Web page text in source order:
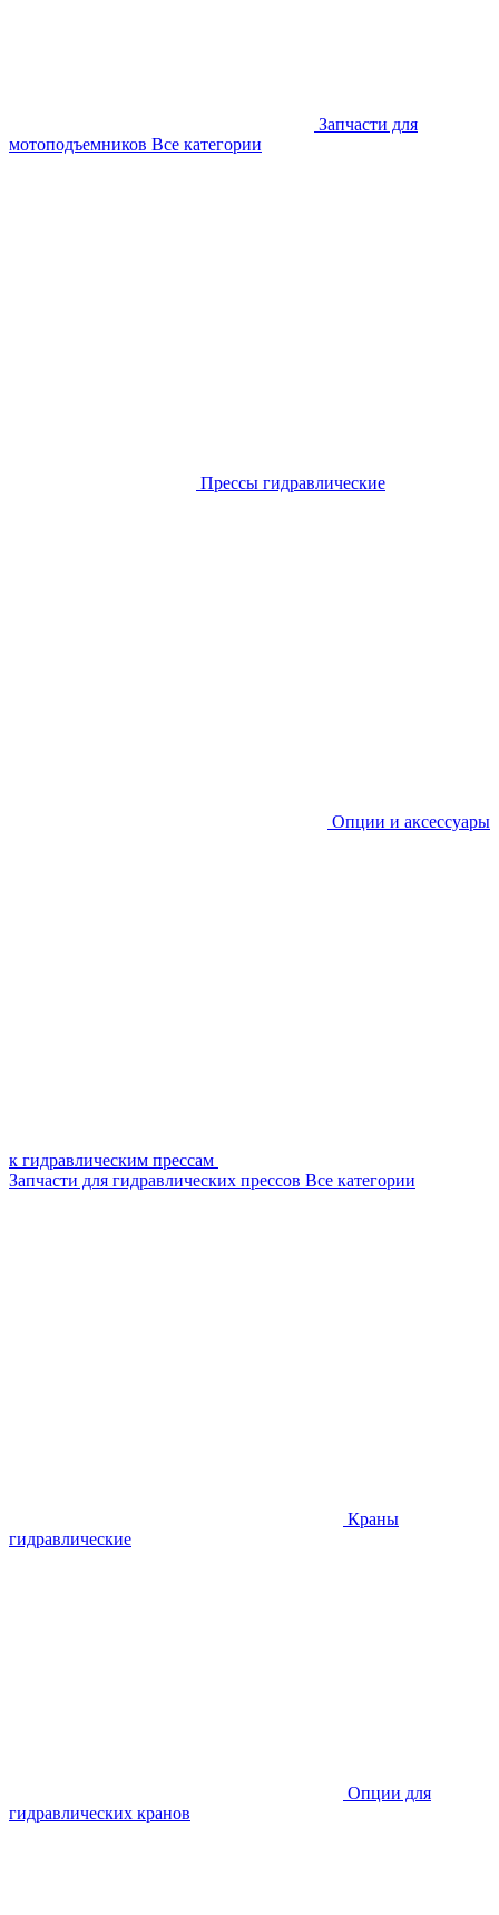
Запчасти для
мотоподъемников Все категории
Прессы гидравлические
Опции и аксессуары
к гидравлическим прессам
Запчасти для гидравлических прессов Все категории
Краны
гидравлические
Опции для
гидравлических кранов